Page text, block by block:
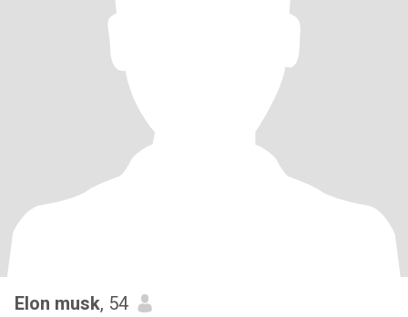
Elon musk, 54